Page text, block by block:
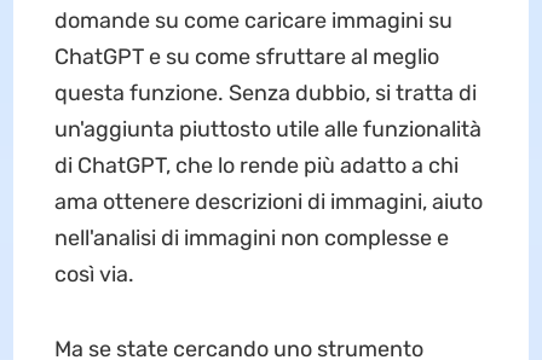
domande su come caricare immagini su
ChatGPT e su come sfruttare al meglio
questa funzione. Senza dubbio, si tratta di
un'aggiunta piuttosto utile alle funzionalità
di ChatGPT, che lo rende più adatto a chi
ama ottenere descrizioni di immagini, aiuto
nell'analisi di immagini non complesse e
così via.
Ma se state cercando uno strumento